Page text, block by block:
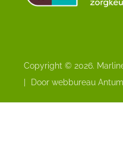
Copyright © 2026.
Door webbureau Antum